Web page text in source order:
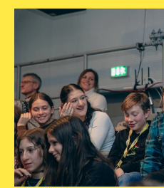
Kulturpatenschaft
20 Jahre Dschungel Wien
SERVICE
Karten + Preise
Anfahrt
Vermietung
Café